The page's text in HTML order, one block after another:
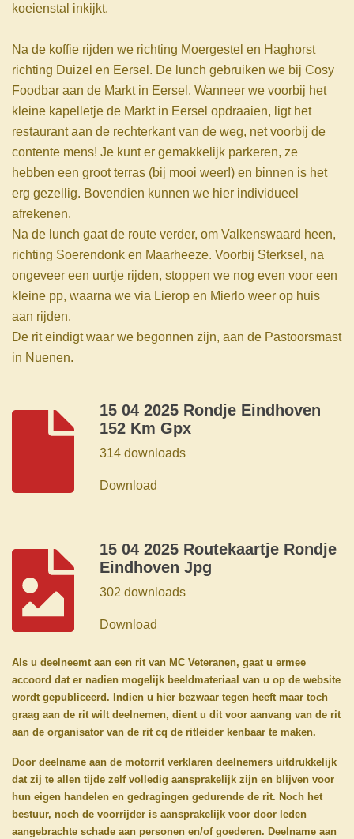
koeienstal inkijkt.
Na de koffie rijden we richting Moergestel en Haghorst
richting Duizel en Eersel. De lunch gebruiken we bij Cosy
Foodbar aan de Markt in Eersel. Wanneer we voorbij het
kleine kapelletje de Markt in Eersel opdraaien, ligt het
restaurant aan de rechterkant van de weg, net voorbij de
contente mens! Je kunt er gemakkelijk parkeren, ze
hebben een groot terras (bij mooi weer!) en binnen is het
erg gezellig. Bovendien kunnen we hier individueel
afrekenen.
Na de lunch gaat de route verder, om Valkenswaard heen,
richting Soerendonk en Maarheeze. Voorbij Sterksel, na
ongeveer een uurtje rijden, stoppen we nog even voor een
kleine pp, waarna we via Lierop en Mierlo weer op huis
aan rijden.
De rit eindigt waar we begonnen zijn, aan de Pastoorsmast
in Nuenen.
15 04 2025 Rondje Eindhoven
152 Km Gpx
314 downloads
Download
15 04 2025 Routekaartje Rondje
Eindhoven Jpg
302 downloads
Download
Als u deelneemt aan een rit van MC Veteranen, gaat u ermee
accoord dat er nadien mogelijk beeldmateriaal van u op de website
wordt gepubliceerd. Indien u hier bezwaar tegen heeft maar toch
graag aan de rit wilt deelnemen, dient u dit voor aanvang van de rit
aan de organisator van de rit cq de ritleider kenbaar te maken.
Door deelname aan de motorrit verklaren deelnemers uitdrukkelijk
dat zij te allen tijde zelf volledig aansprakelijk zijn en blijven voor
hun eigen handelen en gedragingen gedurende de rit. Noch het
bestuur, noch de voorrijder is aansprakelijk voor door leden
aangebrachte schade aan personen en/of goederen. Deelname aan